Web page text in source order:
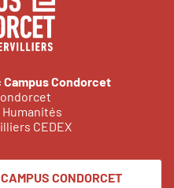
Condorcet
Humanités
CEDEX
CONDORCET